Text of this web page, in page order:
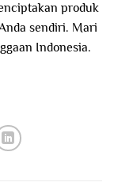
produk
sendiri. Mari
Indonesia.